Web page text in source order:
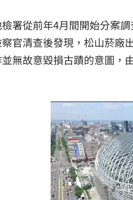
齊聚高雄 Formosa 7s掀足球
號召粉絲跨海追星吃美食！
署從前年4月間開始分案
官清查後發現，松山菸廠
無故意毀損古蹟的意圖，